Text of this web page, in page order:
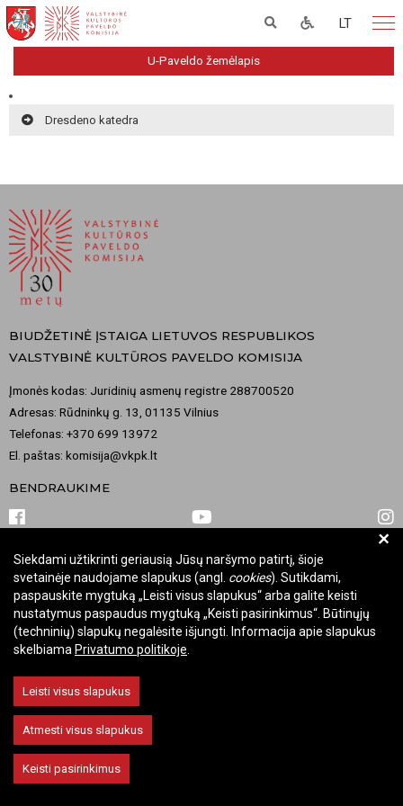
LT
U-Paveldo žemėlapis
Dresdeno katedra
BIUDŽETINĖ ĮSTAIGA LIETUVOS RESPUBLIKOS
VALSTYBINĖ KULTŪROS PAVELDO KOMISIJA
Įmonės kodas: Juridinių asmenų registre 288700520
Adresas: Rūdninkų g. 13, 01135 Vilnius
Telefonas: +370 699 13972
El. paštas: komisija@vkpk.lt
BENDRAUKIME
© 2026 Valstybinė kultūros paveldo komisija. Visos teisės saugomos.
Keisti slapukų nustatymus
+
Siekdami užtikrinti geriausią Jūsų naršymo patirtį, šioje
svetainėje naudojame slapukus (angl. cookies). Sutikdami,
paspauskite mygtuką „Leisti visus slapukus“ arba galite keisti
nustatymus paspaudus mygtuką „Keisti pasirinkimus“. Būtinųjų
(techninių) slapukų negalėsite išjungti. Informacija apie slapukus
skelbiama Privatumo politikoje
Leisti visus slapukus
Atmesti visus slapukus
Keisti pasirinkimus